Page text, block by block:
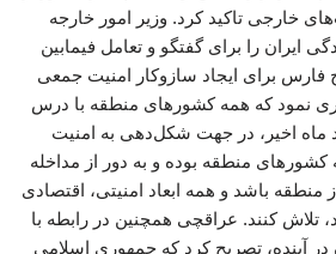
خارجی تاکید کرد. وزیر امور خارجه
ایران را برای گفتگو و تعامل فیمابین
برای ایجاد سازوکار امنیت جمعی
نمود که همه کشورهای منطقه با درس
ماه اخیر، در جهت شکل‌دهی به امنیت
منطقه بوده و به دور از مداخله
باشد و همه ابعاد امنیتی، اقتصادی
تلاش کنند. عراقچی همچنین در رابطه با
آینده، تصریح کرد که جمهوری اسلامی